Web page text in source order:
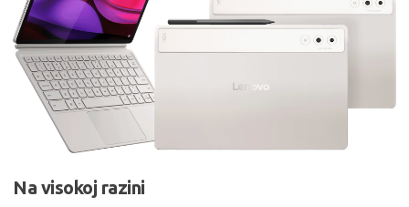
Na visokoj razini